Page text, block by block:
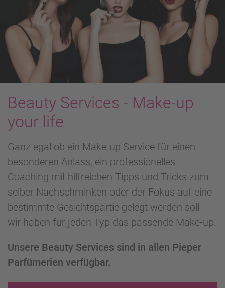
Beauty Services - Make-up
your life
Ganz egal ob ein Make-up Service für einen
besonderen Anlass, ein professionelles
Coaching mit hilfreichen Tipps und Tricks zum
selber Nachschminken oder der Fokus auf eine
bestimmte Gesichtspartie gelegt werden soll –
wir haben für jeden Typ das passende Make-up.
Unsere Beauty Services sind in allen Pieper
Parfümerien verfügbar.